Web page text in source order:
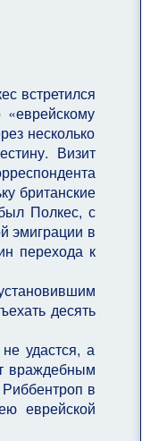
встретился
несколько
Визит
британские
Полкес, с
эмиграции в
перехода к
десять
удастся, а
враждебным
в
еврейской